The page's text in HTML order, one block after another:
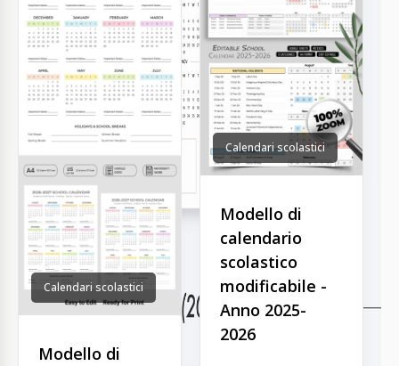
Calendari scolastici
Modello di
Calendari scolastici
Modello di
calendario
scolastico
modificabile -
Anno 2025-
2026